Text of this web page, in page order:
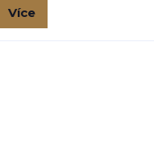
Více